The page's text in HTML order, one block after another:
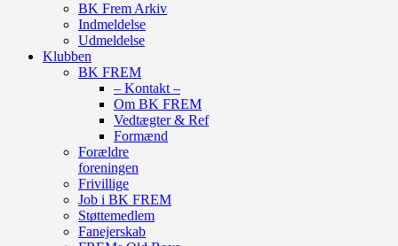
BK Frem Arkiv
Indmeldelse
Udmeldelse
Klubben
BK FREM
– Kontakt –
Om BK FREM
Vedtægter & Ref
Formænd
Forældre
foreningen
Frivillige
Job i BK FREM
Støttemedlem
Fanejerskab